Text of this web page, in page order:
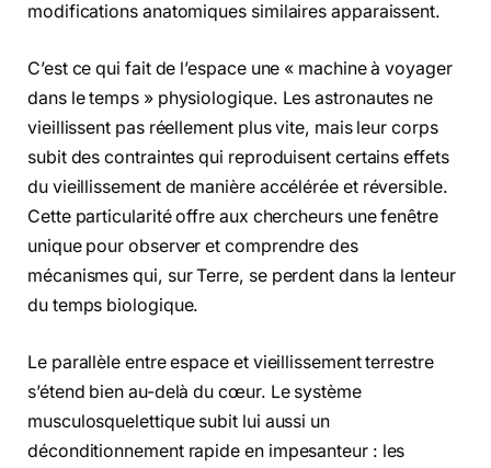
modifications anatomiques similaires apparaissent.
C’est ce qui fait de l’espace une « machine à voyager
dans le temps » physiologique. Les astronautes ne
vieillissent pas réellement plus vite, mais leur corps
subit des contraintes qui reproduisent certains effets
du vieillissement de manière accélérée et réversible.
Cette particularité offre aux chercheurs une fenêtre
unique pour observer et comprendre des
mécanismes qui, sur Terre, se perdent dans la lenteur
du temps biologique.
Le parallèle entre espace et vieillissement terrestre
s’étend bien au-delà du cœur. Le système
musculosquelettique subit lui aussi un
déconditionnement rapide en impesanteur : les